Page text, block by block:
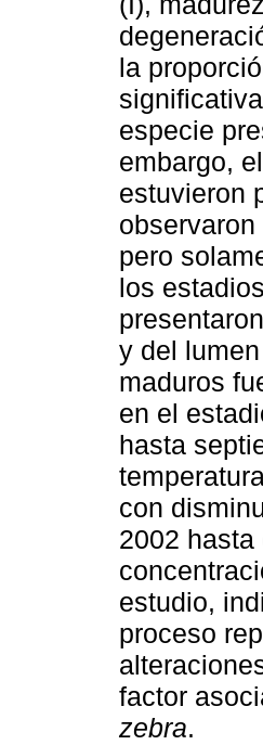
la
especie
embargo,
estuvieron
pero
los
y del
maduros
en el
hasta
con
2002 hasta
estudio,
proceso
factor
zebra.